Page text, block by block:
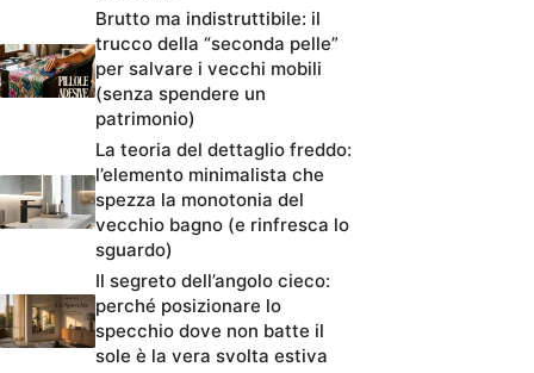
Brutto ma indistruttibile: il
trucco della “seconda pelle”
per salvare i vecchi mobili
(senza spendere un
patrimonio)
La teoria del dettaglio freddo:
l’elemento minimalista che
spezza la monotonia del
vecchio bagno (e rinfresca lo
sguardo)
Il segreto dell’angolo cieco:
perché posizionare lo
specchio dove non batte il
sole è la vera svolta estiva